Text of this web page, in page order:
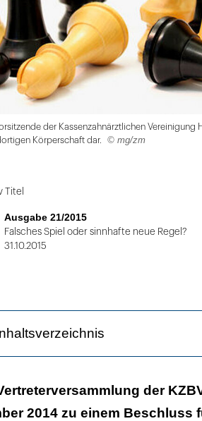
der Kassenzahnärztlichen Vereinigung
Körperschaft dar.
© mg/zm
Titel
Ausgabe 21/2015
Falsches Spiel oder sinnhafte neue Regel?
31.10.2015
Ökonomisierung der Zahnmedizin
der
2014 zu einem Beschluss